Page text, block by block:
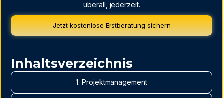
überall, jederzeit.
Jetzt kostenlose Erstberatung sichern
Inhaltsverzeichnis
1. Projektmanagement